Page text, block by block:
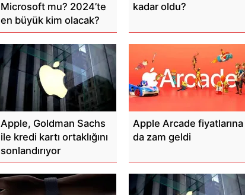
Microsoft mu? 2024’te
en büyük kim olacak?
kadar oldu?
Apple, Goldman Sachs
ile kredi kartı ortaklığını
sonlandırıyor
Apple Arcade fiyatlarına
da zam geldi